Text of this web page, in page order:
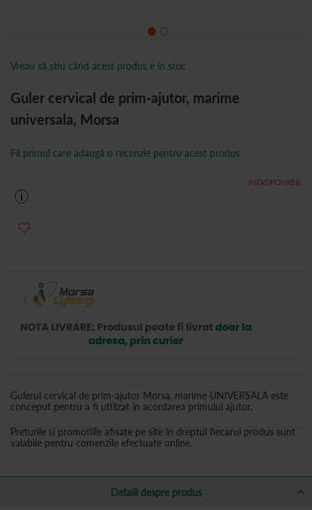
Gulerul cervical de prim-ajutor Morsa, marime UNIVERSALA este
conceput pentru a fi utilizat in acordarea primului ajutor.
Guler cervical de prim-ajutor, marime
universala, Morsa
INDISPONIBIL
Fii primul care adaugă o recenzie pentru acest produs
i
Vreau să știu când acest produs e în stoc
Preturile si promotiile afisate pe site in dreptul fiecarui produs sunt
valabile pentru comenzile efectuate online.
Detalii despre produs